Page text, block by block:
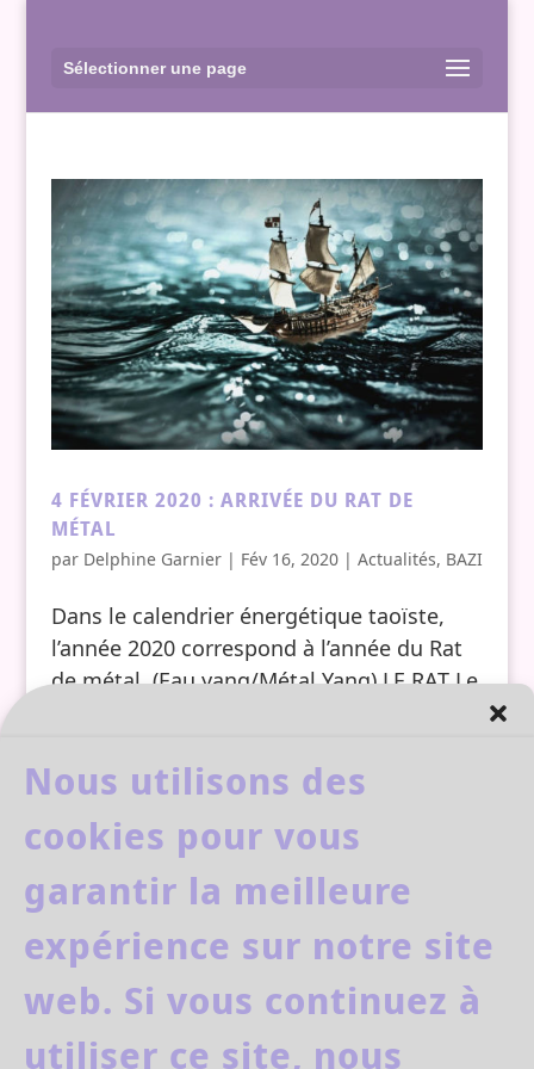
Nous utilisons des
cookies pour vous
garantir la meilleure
expérience sur notre site
web. Si vous continuez à
utiliser ce site, nous
Sélectionner une page
4 FÉVRIER 2020 : ARRIVÉE DU RAT DE
MÉTAL
par Delphine Garnier| Fév 16, 2020| Actualités, BAZI
Dans le calendrier énergétique taoïste,
l’année 2020 correspond à l’année du Rat
de métal. (Eau yang/Métal Yang) LE RAT Le
comme un océan, une cascade, un
Entrées suivantes »
facebook
youtube